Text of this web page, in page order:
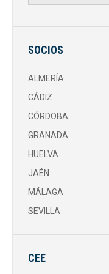
SOCIOS
ALMERÍA
CÁDIZ
CÓRDOBA
GRANADA
HUELVA
JAÉN
MÁLAGA
SEVILLA
CEE